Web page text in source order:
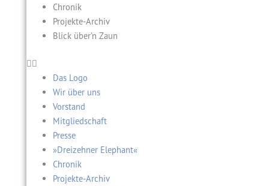
Chronik
Projekte-Archiv
Blick über’n Zaun
Das Logo
Wir über uns
Vorstand
Mitgliedschaft
Presse
»Dreizehner Elephant«
Chronik
Projekte-Archiv